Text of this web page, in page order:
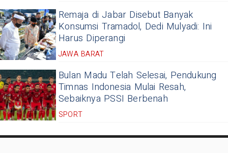
Remaja di Jabar Disebut Banyak
Konsumsi Tramadol, Dedi Mulyadi: Ini
Harus Diperangi
JAWA BARAT
Bulan Madu Telah Selesai, Pendukung
Timnas Indonesia Mulai Resah,
Sebaiknya PSSI Berbenah
SPORT